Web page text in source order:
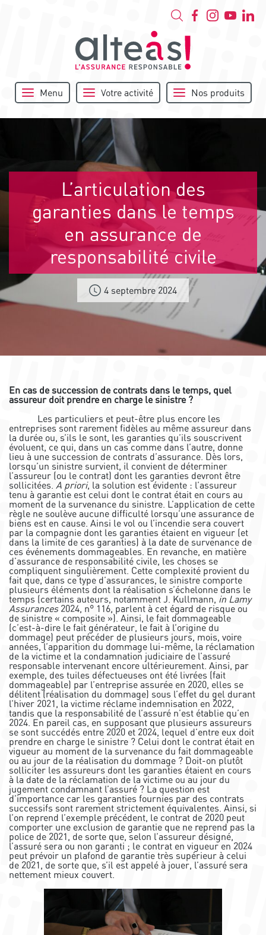
Menu Votre activité Nos produits
L’articulation des
garanties dans le temps
en assurance de
responsabilité civile
4 septembre 2024
En cas de succession de contrats dans le temps, quel
assureur doit prendre en charge le sinistre ?
Les particuliers et peut-être plus encore les
entreprises sont rarement fidèles au même assureur dans
la durée ou, s’ils le sont, les garanties qu’ils souscrivent
évoluent, ce qui, dans un cas comme dans l’autre, donne
lieu à une succession de contrats d’assurance. Dès lors,
lorsqu’un sinistre survient, il convient de déterminer
l’assureur (ou le contrat) dont les garanties devront être
sollicitées. A priori, la solution est évidente : l’assureur
tenu à garantie est celui dont le contrat était en cours au
moment de la survenance du sinistre. L’application de cette
règle ne soulève aucune difficulté lorsqu’une assurance de
biens est en cause. Ainsi le vol ou l’incendie sera couvert
par la compagnie dont les garanties étaient en vigueur (et
dans la limite de ces garanties) à la date de survenance de
ces événements dommageables. En revanche, en matière
d’assurance de responsabilité civile, les choses se
compliquent singulièrement. Cette complexité provient du
fait que, dans ce type d’assurances, le sinistre comporte
plusieurs éléments dont la réalisation s’échelonne dans le
temps (certains auteurs, notamment J. Kullmann, in Lamy
Assurances 2024, n° 116, parlent à cet égard de risque ou
de sinistre « composite »). Ainsi, le fait dommageable
(c’est-à-dire le fait générateur, le fait à l’origine du
dommage) peut précéder de plusieurs jours, mois, voire
années, l’apparition du dommage lui-même, la réclamation
de la victime et la condamnation judiciaire de l’assuré
responsable intervenant encore ultérieurement. Ainsi, par
exemple, des tuiles défectueuses ont été livrées (fait
dommageable) par l’entreprise assurée en 2020, elles se
délitent (réalisation du dommage) sous l’effet du gel durant
l’hiver 2021, la victime réclame indemnisation en 2022,
tandis que la responsabilité de l’assuré n’est établie qu’en
2024. En pareil cas, en supposant que plusieurs assureurs
se sont succédés entre 2020 et 2024, lequel d’entre eux doit
prendre en charge le sinistre ? Celui dont le contrat était en
vigueur au moment de la survenance du fait dommageable
ou au jour de la réalisation du dommage ? Doit-on plutôt
solliciter les assureurs dont les garanties étaient en cours
à la date de la réclamation de la victime ou au jour du
jugement condamnant l’assuré ? La question est
d’importance car les garanties fournies par des contrats
successifs sont rarement strictement équivalentes. Ainsi, si
l’on reprend l’exemple précédent, le contrat de 2020 peut
comporter une exclusion de garantie que ne reprend pas la
police de 2021, de sorte que, selon l’assureur désigné,
l’assuré sera ou non garanti ; le contrat en vigueur en 2024
peut prévoir un plafond de garantie très supérieur à celui
de 2021, de sorte que, s’il est appelé à jouer, l’assuré sera
nettement mieux couvert.